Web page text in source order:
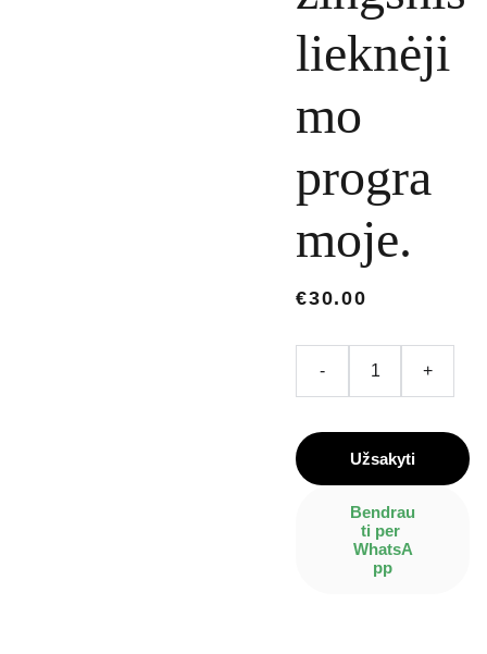
lieknėji
mo
progra
moje.
€30.00
- +
Užsakyti
Bendrau
ti per
WhatsA
pp